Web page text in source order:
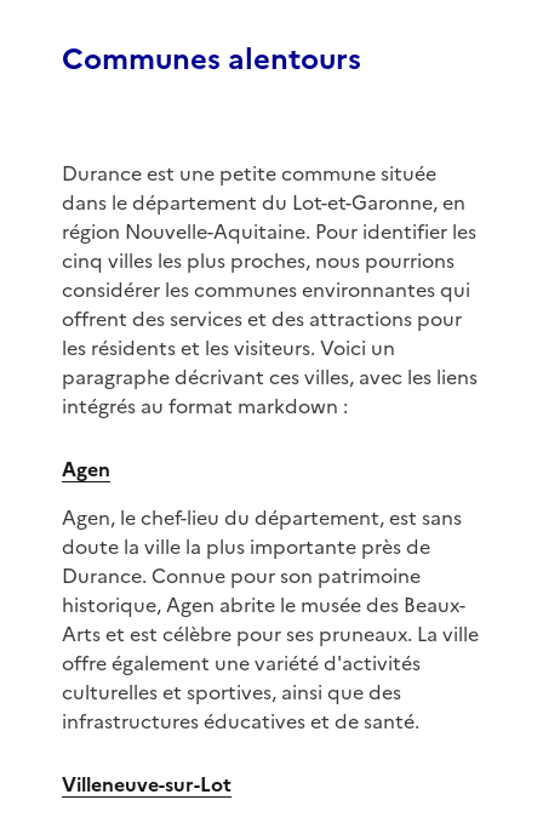
Communes alentours
Durance est une petite commune située
dans le département du Lot-et-Garonne, en
région Nouvelle-Aquitaine. Pour identifier les
cinq villes les plus proches, nous pourrions
considérer les communes environnantes qui
offrent des services et des attractions pour
les résidents et les visiteurs. Voici un
paragraphe décrivant ces villes, avec les liens
intégrés au format markdown :
Agen
Agen, le chef-lieu du département, est sans
doute la ville la plus importante près de
Durance. Connue pour son patrimoine
historique, Agen abrite le musée des Beaux-
Arts et est célèbre pour ses pruneaux. La ville
offre également une variété d'activités
culturelles et sportives, ainsi que des
infrastructures éducatives et de santé.
Villeneuve-sur-Lot